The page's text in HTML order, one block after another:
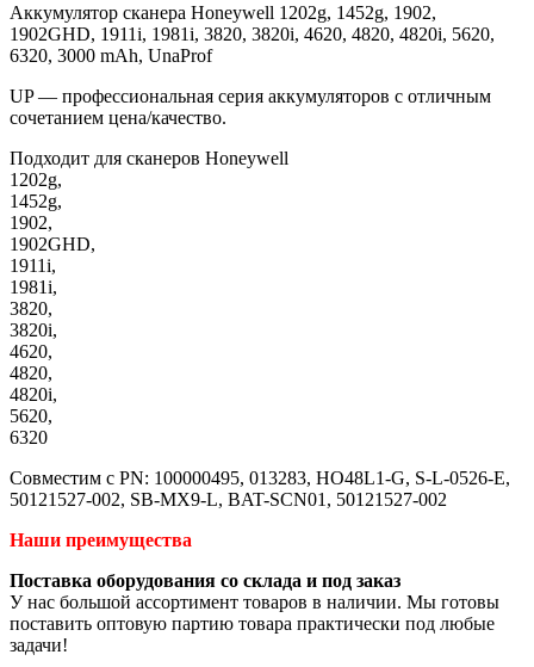
Аккумулятор сканера Honeywell 1202g, 1452g, 1902,
1902GHD, 1911i, 1981i, 3820, 3820i, 4620, 4820, 4820i, 5620,
6320, 3000 mAh, UnaProf
UP — профессиональная серия аккумуляторов с отличным
сочетанием цена/качество.
Подходит для сканеров Honeywell
1202g,
1452g,
1902,
1902GHD,
1911i,
1981i,
3820,
3820i,
4620,
4820,
4820i,
5620,
6320
Совместим с PN: 100000495, 013283, HO48L1-G, S-L-0526-E,
50121527-002, SB-MX9-L, BAT-SCN01, 50121527-002
Наши преимущества
Поставка оборудования со склада и под заказ
У нас большой ассортимент товаров в наличии. Мы готовы
поставить оптовую партию товара практически под любые
задачи!